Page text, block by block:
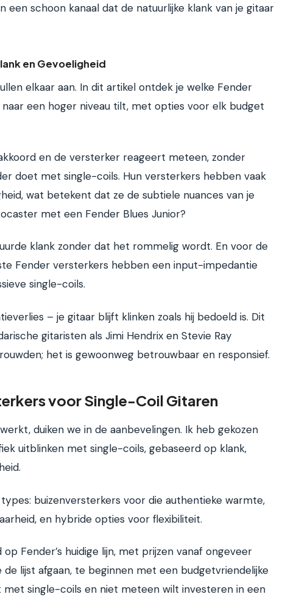
een schoon kanaal dat de natuurlijke klank van je gitaar
en Gevoeligheid
elkaar aan. In dit artikel ontdek je welke Fender
een hoger niveau tilt, met opties voor elk budget
en de versterker reageert meteen, zonder
doet met single-coils. Hun versterkers hebben vaak
wat betekent dat ze de subtiele nuances van je
met een Fender Blues Junior?
klank zonder dat het rommelig wordt. En voor de
Fender versterkers hebben een input-impedantie
single-coils.
– je gitaar blijft klinken zoals hij bedoeld is. Dit
gitaristen als Jimi Hendrix en Stevie Ray
het is gewoonweg betrouwbaar en responsief.
voor Single-Coil Gitaren
duiken we in de aanbevelingen. Ik heb gekozen
uitblinken met single-coils, gebaseerd op klank,
buizenversterkers voor die authentieke warmte,
en hybride opties voor flexibiliteit.
Fender’s huidige lijn, met prijzen vanaf ongeveer
lijst afgaan, te beginnen met een budgetvriendelijke
met single-coils en niet meteen wilt investeren in een